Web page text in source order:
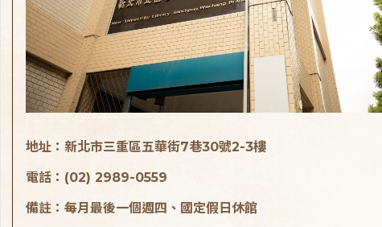
地址：新北市三重區五華街7巷30號2-3樓
電話：(02) 2989-0559
備註：每月最後一個週四、國定假日休館